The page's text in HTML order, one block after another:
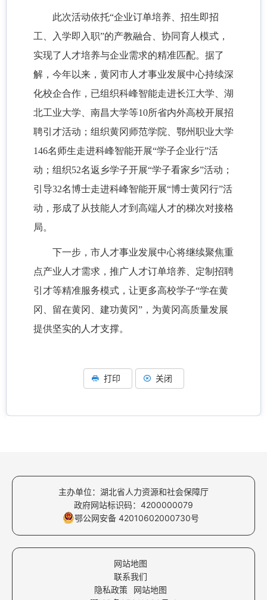
此次活动依托“企业订单培养、招生即招
工、入学即入职”的产教融合、协同育人模式，
实现了人才培养与企业需求的精准匹配。据了
解，今年以来，黄冈市人才事业发展中心持续深
化校企合作，已组织科峰智能走进长江大学、湖
北工业大学、南昌大学等10所省内外高校开展招
聘引才活动；组织黄冈师范学院、鄂州职业大学
146名师生走进科峰智能开展“学子企业行”活
动；组织52名返乡学子开展“学子看家乡”活动；
引导32名博士走进科峰智能开展“博士黄冈行”活
动，形成了从技能人才到高端人才的梯次对接格
局。
下一步，市人才事业发展中心将继续聚焦重
点产业人才需求，推广人才订单培养、定制招聘
引才等精准服务模式，让更多高校学子“学在黄
冈、留在黄冈、建功黄冈”，为黄冈高质量发展
提供坚实的人才支撑。
打印 关闭
主办单位：湖北省人力资源和社会保障厅
政府网站标识码：4200000079
鄂公网安备 42010602000730号
网站地图
联系我们
隐私政策
网站地图